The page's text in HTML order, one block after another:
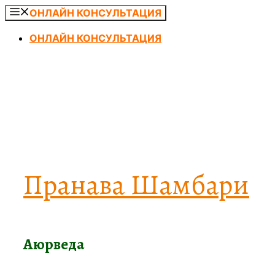
Перейти
содержимому
ОНЛАЙН КОНСУЛЬТАЦИЯ
ОНЛАЙН КОНСУЛЬТАЦИЯ
Пранава Шамбари
Аюрведа